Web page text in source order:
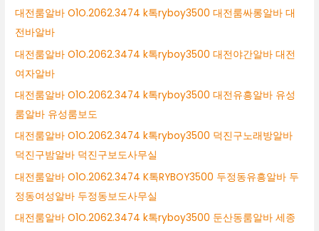
대전룸알바 O1O.2062.3474 k톡ryboy3500 대전룸싸롱알바 대
전바알바
대전룸알바 O1O.2062.3474 k톡ryboy3500 대전야간알바 대전
여자알바
대전룸알바 O1O.2062.3474 k톡ryboy3500 대전유흥알바 유성
룸알바 유성룸보도
대전룸알바 O1O.2062.3474 k톡ryboy3500 덕진구노래방알바
덕진구밤알바 덕진구보도사무실
대전룸알바 O1O.2062.3474 K톡RYBOY3500 두정동유흥알바 두
정동여성알바 두정동보도사무실
대전룸알바 O1O.2062.3474 k톡ryboy3500 둔산동룸알바 세종